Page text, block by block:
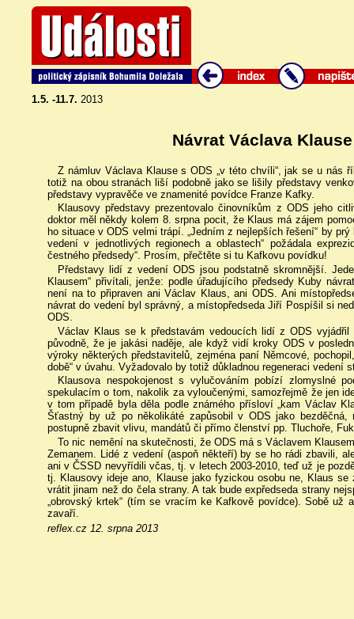
1.5. -11.7. 2013
Návrat Václava
Z námluv Václava Klause s ODS „v této chvíli“, jak se u nás
totiž na obou stranách liší podobně jako se lišily představy
představy vypravěče ve znamenité povídce Franze Kafky.
Klausovy představy prezentovalo činovníkům z ODS jeho
doktor měl někdy kolem 8. srpna pocit, že Klaus má zájem
ho situace v ODS velmi trápí. „Jedním z nejlepších řešení“ by
vedení v jednotlivých regionech a oblastech“ požádala
čestného předsedy“. Prosím, přečtěte si tu Kafkovu povídku!
Představy lidí z vedení ODS jsou podstatně skromnější.
Klausem“ přivítali, jenže: podle úřadujícího předsedy Kuby
není na to připraven ani Václav Klaus, ani ODS. Ani
návrat do vedení byl správný, a místopředseda Jiří Pospíšil si
ODS.
Václav Klaus se k představám vedoucích lidí z ODS
původně, že je jakási naděje, ale když vidí kroky ODS v
výroky některých představitelů, zejména paní Němcové,
době“ v úvahu. Vyžadovalo by totiž důkladnou regeneraci vedení
Klausova nespokojenost s vylučováním pobízí zlomyslné
spekulacím o tom, nakolik za vyloučenými, samozřejmě že jen
v tom případě byla děla podle známého přísloví „kam Václav
Šťastný by už po několikáté zapůsobil v ODS jako bezděčná,
postupně zbavit vlivu, mandátů či přímo členství pp. Tluchoře,
To nic nemění na skutečnosti, že ODS má s Václavem
Zemanem. Lidé z vedení (aspoň někteří) by se ho rádi zbavili,
ani v ČSSD nevyřídili včas, tj. v letech 2003-2010, teď už je
tj. Klausovy ideje ano, Klause jako fyzickou osobu ne, Klaus se
vrátit jinam než do čela strany. A tak bude expředseda strany
„obrovský krtek“ (tím se vracím ke Kafkově povídce). Sobě už
zavaří.
reflex.cz 12. srpna 2013